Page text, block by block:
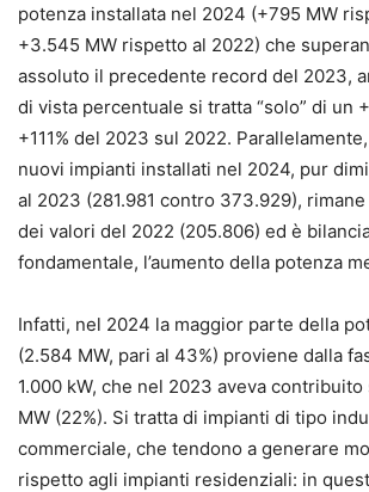
potenza installata nel 2024 (+795 MW
+3.545 MW rispetto al 2022) che
assoluto il precedente record del 2023,
di vista percentuale si tratta “solo” di un
+111% del 2023 sul 2022.
nuovi impianti installati nel 2024, pur
al 2023 (281.981 contro 373.929),
dei valori del 2022 (205.806) ed è
fondamentale, l’aumento della potenza
Infatti, nel 2024 la maggior parte della
(2.584 MW, pari al 43%) proviene dalla
1.000 kW, che nel 2023 aveva contribuito
MW (22%). Si tratta di impianti di tipo
commerciale, che tendono a generare
rispetto agli impianti residenziali: in